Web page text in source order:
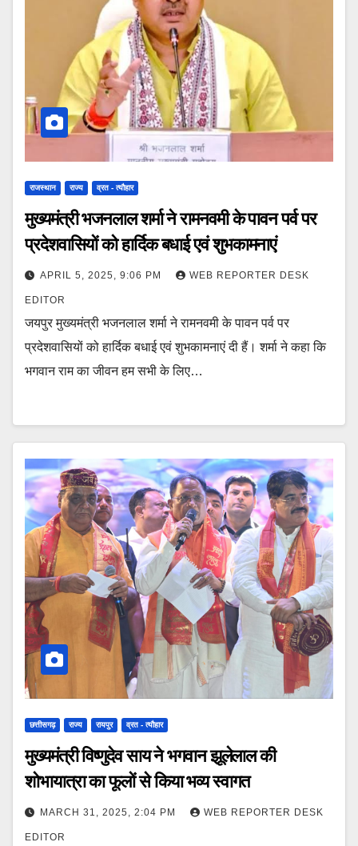
राजस्थान राज्य व्रत - त्यौहार
मुख्यमंत्री भजनलाल शर्मा ने रामनवमी के पावन पर्व पर
प्रदेशवासियों को हार्दिक बधाई एवं शुभकामनाएं
APRIL 5, 2025, 9:06 PM WEB REPORTER DESK
EDITOR
जयपुर मुख्यमंत्री भजनलाल शर्मा ने रामनवमी के पावन पर्व पर
प्रदेशवासियों को हार्दिक बधाई एवं शुभकामनाएं दी हैं। शर्मा ने कहा कि
भगवान राम का जीवन हम सभी के लिए…
छत्तीसगढ़ राज्य रायपुर व्रत - त्यौहार
मुख्यमंत्री विष्णुदेव साय ने भगवान झूलेलाल की
शोभायात्रा का फूलों से किया भव्य स्वागत
MARCH 31, 2025, 2:04 PM WEB REPORTER DESK
EDITOR